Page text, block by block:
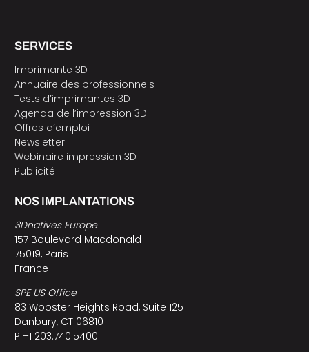
SERVICES
Imprimante 3D
Annuaire des professionnels
Tests d’imprimantes 3D
Agenda de l’impression 3D
Offres d’emploi
Newsletter
Webinaire impression 3D
Publicité
NOS IMPLANTATIONS
3Dnatives Europe
157 Boulevard Macdonald
75019, Paris
France
SPE US Office
83 Wooster Heights Road, Suite 125
Danbury, CT 06810
P +1 203.740.5400